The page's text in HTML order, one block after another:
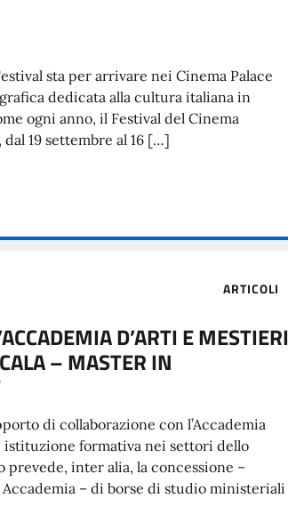
sta per arrivare nei Cinema Palace
dedicata alla cultura italiana in
ogni anno, il Festival del Cinema
19 settembre al 16 […]
ARTICOLI
D’ARTI E MESTIERI
– MASTER IN
di collaborazione con l’Accademia
istituzione formativa nei settori dello
prevede, inter alia, la concessione –
Accademia – di borse di studio ministeriali